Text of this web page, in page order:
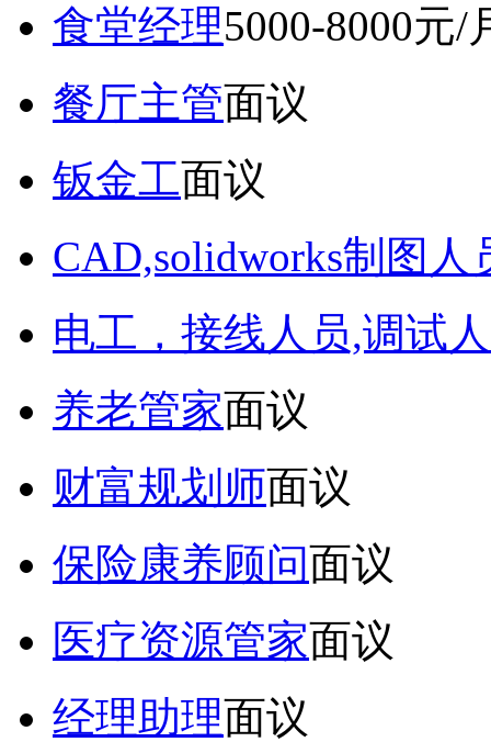
食堂经理5000-8000元/
餐厅主管面议
钣金工面议
CAD,solidworks制图人
电工，接线人员,调试
养老管家面议
财富规划师面议
保险康养顾问面议
医疗资源管家面议
经理助理面议